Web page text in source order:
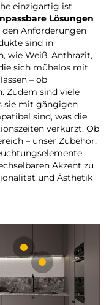
einzigartig ist.
Lösungen
den Anforderungen
sind in
wie Weiß, Anthrazit,
sich mühelos mit
– ob
Zudem sind viele
sie mit gängigen
sind, was die
verkürzt. Ob
– unser Zubehör,
Akzent zu
und Ästhetik